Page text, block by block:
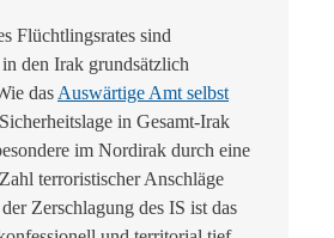
Flüchtlingsrates sind
den Irak grundsätzlich
das Auswärtige Amt selbst
Sicherheitslage in Gesamt-Irak
im Nordirak durch eine
terroristischer Anschläge
Zerschlagung des IS ist das